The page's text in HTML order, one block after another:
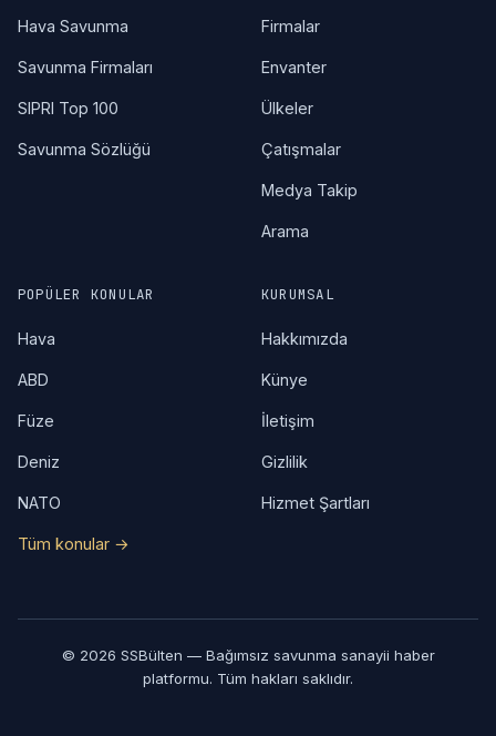
Hava Savunma
Savunma Firmaları
SIPRI Top 100
Savunma Sözlüğü
Firmalar
Envanter
Ülkeler
Çatışmalar
Medya Takip
Arama
POPÜLER KONULAR
Hava
ABD
Füze
Deniz
NATO
Tüm konular →
KURUMSAL
Hakkımızda
Künye
İletişim
Gizlilik
Hizmet Şartları
© 2026 SSBülten — Bağımsız savunma sanayii haber
platformu. Tüm hakları saklıdır.